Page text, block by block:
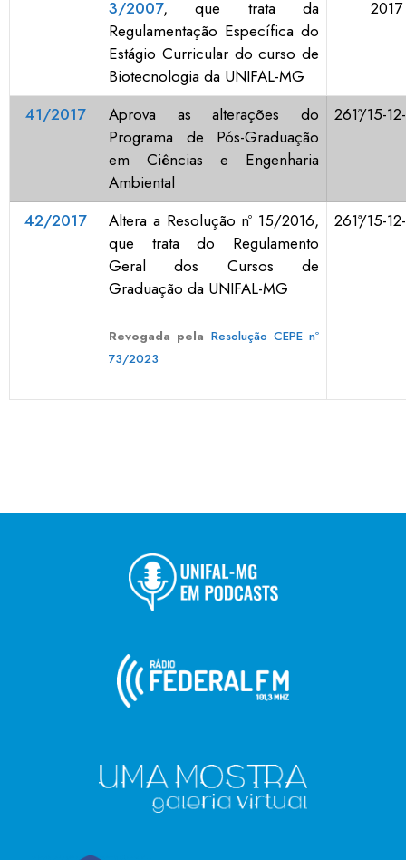
3/2007, que trata da
Regulamentação Específica do
Estágio Curricular do curso de
Biotecnologia da UNIFAL-MG
2017
41/2017
Aprova as alterações do
Programa de Pós-Graduação
em Ciências e Engenharia
Ambiental
261ª/15-
42/2017
Altera a Resolução nº 15/2016,
que trata do Regulamento
Geral dos Cursos de
Graduação da UNIFAL-MG
Revogada pela Resolução CEPE nº
73/2023
261ª/15-